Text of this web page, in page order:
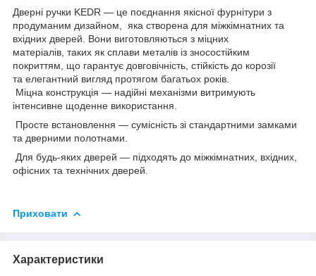
Дверні ручки KEDR — це поєднання якісної фурнітури з
продуманим дизайном, яка створена для міжкімнатних та
вхідних дверей. Вони виготовляються з міцних
матеріалів, таких як сплави металів із зносостійким
покриттям, що гарантує довговічність, стійкість до корозії
та елегантний вигляд протягом багатьох років.
Міцна конструкція — надійні механізми витримують
інтенсивне щоденне використання.
Просте встановлення — сумісність зі стандартними замками
та дверними полотнами.
Для будь-яких дверей — підходять до міжкімнатних, вхідних,
офісних та технічних дверей.
Приховати
Характеристики